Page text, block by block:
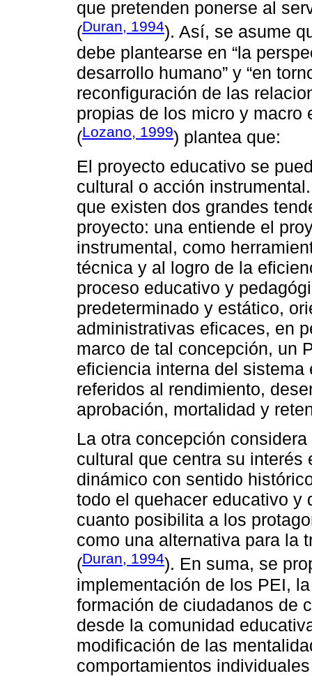
que pretenden ponerse al
(Duran, 1994). Así, se asume
debe plantearse en “la
desarrollo humano” y “en
reconfiguración de las
propias de los micro y macro
(Lozano, 1999) plantea que:
El proyecto educativo se
cultural o acción
que existen dos grandes
proyecto: una entiende el
instrumental, como
técnica y al logro de la
proceso educativo y
predeterminado y estático,
administrativas eficaces, en
marco de tal concepción, un
eficiencia interna del
referidos al rendimiento,
aprobación, mortalidad y
La otra concepción
cultural que centra su
dinámico con sentido
todo el quehacer educativo y
cuanto posibilita a los
como una alternativa para la
(Duran, 1994). En suma, se
implementación de los PEI,
formación de ciudadanos de
desde la comunidad
modificación de las
comportamientos